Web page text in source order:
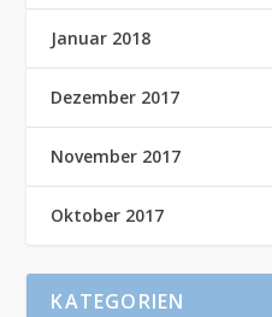
Januar 2018
Dezember 2017
November 2017
Oktober 2017
KATEGORIEN